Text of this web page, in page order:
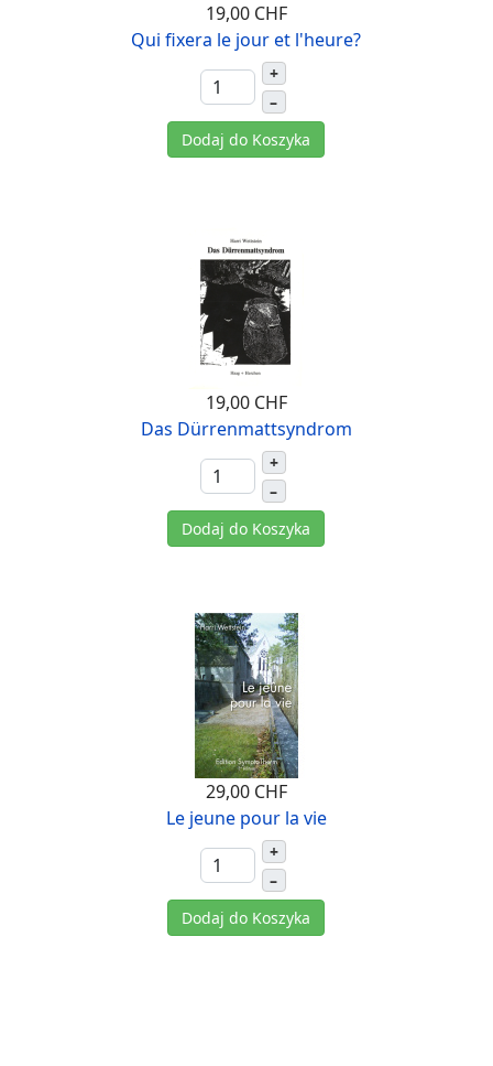
19,00 CHF
Qui fixera le jour et l'heure?
+
–
Dodaj do Koszyka
19,00 CHF
Das Dürrenmattsyndrom
+
–
Dodaj do Koszyka
29,00 CHF
Le jeune pour la vie
+
–
Dodaj do Koszyka